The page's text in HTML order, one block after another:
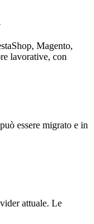
Magento,
lavorative, con
essere migrato e in
attuale. Le